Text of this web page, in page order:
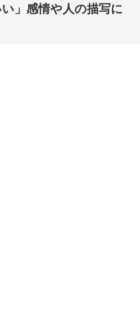
」感情や人の描写に